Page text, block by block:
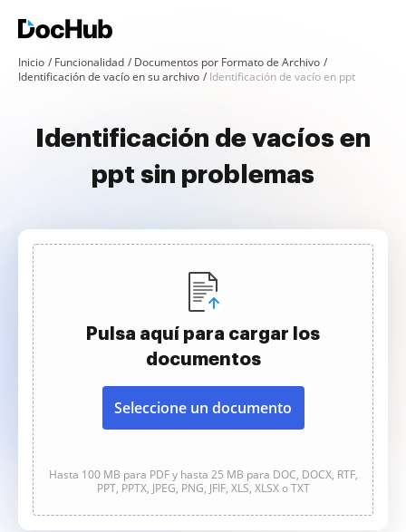
Inicio Funcionalidad
Documentos por Formato de Archivo
Identificación de vacío en su archivo
Identificación de vacío en ppt
Identificación de vacíos en
ppt sin problemas
Pulsa aquí para cargar los
documentos
Seleccione un documento
Hasta 100 MB para PDF y hasta 25 MB para DOC, DOCX, RTF,
PPT, PPTX, JPEG, PNG, JFIF, XLS, XLSX o TXT